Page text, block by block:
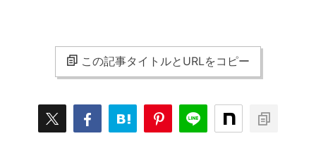
この記事タイトルとURLをコピー